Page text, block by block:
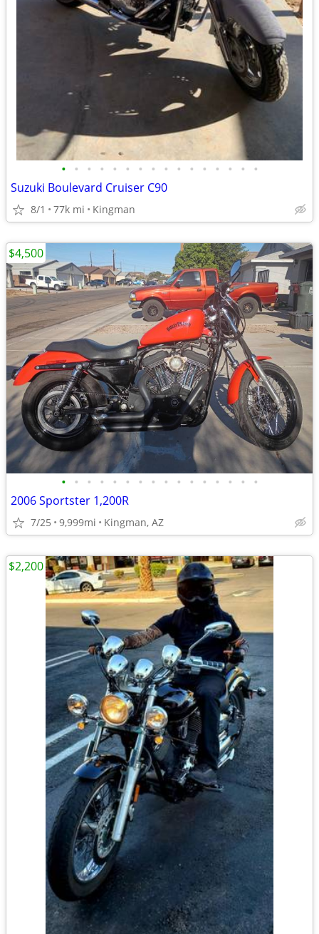
• • • • • • • • • • • • • • • •
Suzuki Boulevard Cruiser C90
8/1 77k mi Kingman
• • • • • • • • • • • • • • • •
2006 Sportster 1,200R
7/25 9,999mi Kingman, AZ
$4,500
$2,200